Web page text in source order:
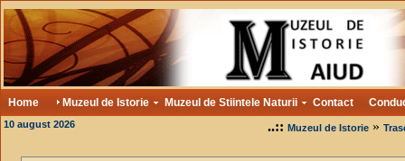
Home Muzeul de Istorie Muzeul de Stiintele Naturii Contact
10 august 2026 ..:: Muzeul de Istorie»